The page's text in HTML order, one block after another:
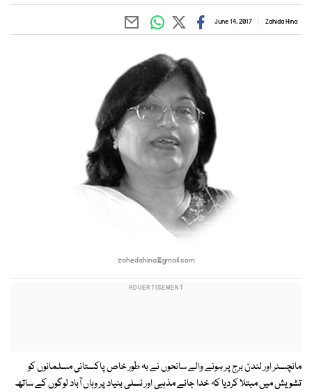
Zahida Hina
June 14, 2017
zahedahina@gmail.com
مانچسٹر اور لندن برج پر ہونے والے سانحوں نے بہ طور خاص پاکستانی مسلمانوں کو
تشویش میں مبتلا کردیا کہ خدا جانے مذہبی اور نسلی بنیاد پر وہاں آباد لوگوں کے ساتھ